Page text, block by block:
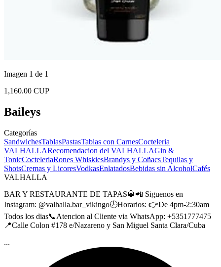
Imagen 1 de 1
1,160.00 CUP
Baileys
Categorías
SandwichesTablasPastasTablas con CarnesCocteleria
VALHALLARecomendacion del VALHALLAGin &
TonicCocteleriaRones WhiskiesBrandys y CoñacsTequilas y
ShotsCremas y LicoresVodkasEnlatadosBebidas sin AlcoholCafés
VALHALLA
BAR Y RESTAURANTE DE TAPAS🥃📲 Siguenos en
Instagram: @valhalla.bar_vikingo🕗Horarios: 👉De 4pm-2:30am
Todos los dias📞Atencion al Cliente via WhatsApp: +5351777475
📍Calle Colon #178 e/Nazareno y San Miguel Santa Clara/Cuba
...